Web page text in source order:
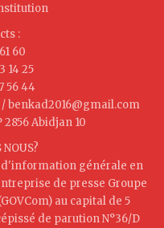
:
60
14 25
56 44
benkad2016@gmail.com
2856 Abidjan 10
générale en
de presse Groupe
au capital de 5
de parution N°36/D